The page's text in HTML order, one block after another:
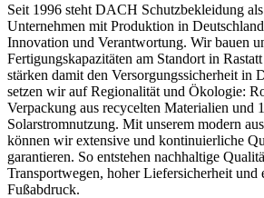
Seit 1996 steht DACH Schutzbekleidung
Unternehmen mit Produktion in
Innovation und Verantwortung. Wir bauen
Fertigungskapazitäten am Standort in
stärken damit den Versorgungssicherheit in
setzen wir auf Regionalität und Ökologie:
Verpackung aus recycelten Materialien und
Solarstromnutzung. Mit unserem modern
können wir extensive und kontinuierliche
garantieren. So entstehen nachhaltige
Transportwegen, hoher Liefersicherheit und
Fußabdruck.